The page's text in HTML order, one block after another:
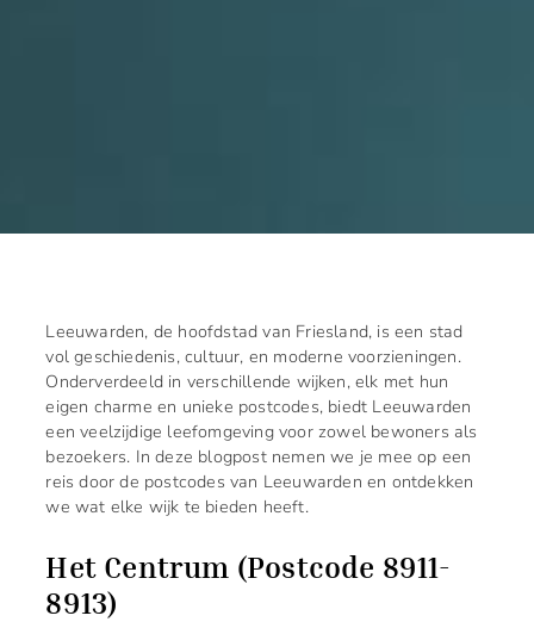
Leeuwarden, de hoofdstad van Friesland, is een stad
vol geschiedenis, cultuur, en moderne voorzieningen.
Onderverdeeld in verschillende wijken, elk met hun
eigen charme en unieke postcodes, biedt Leeuwarden
een veelzijdige leefomgeving voor zowel bewoners als
bezoekers. In deze blogpost nemen we je mee op een
reis door de postcodes van Leeuwarden en ontdekken
we wat elke wijk te bieden heeft.
Het Centrum (Postcode 8911-
8913)